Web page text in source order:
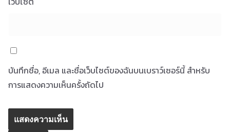
บันทึกชื่อ, อีเมล และชื่อเว็บไซต์ของฉันบนเบราว์เซอร์นี้ สำหรับ
การแสดงความเห็นครั้งถัดไป